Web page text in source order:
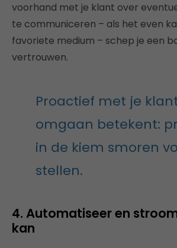
voorhand met je klant over
te communiceren – als het even
favoriete medium – schep je een
vertrouwen.
Proactief met je
omgaan betekent:
in de kiem smoren
stellen.
4. Automatiseer en
kan